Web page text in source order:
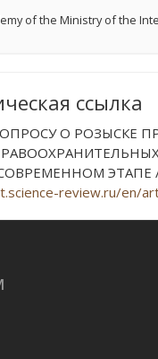
of the Ministry of the
ссылка
О
ЭТАПЕ //
review.ru/en/